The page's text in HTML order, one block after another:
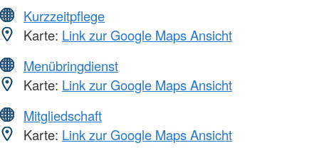
Kurzzeitpflege
Karte: Link zur Google Maps Ansicht
Menübringdienst
Karte: Link zur Google Maps Ansicht
Mitgliedschaft
Karte: Link zur Google Maps Ansicht